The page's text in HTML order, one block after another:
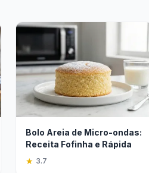
Bolo Areia de Micro-ondas:
Receita Fofinha e Rápida
★ 3.7